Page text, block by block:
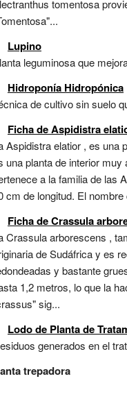
tomentosa
Lupino
leguminosa que
Hidroponía Hidropónica
de cultivo sin suelo
Ficha de Aspidistra
Aspidistra elatior , es una
una planta de interior
a la familia de las
cm de longitud. El
Ficha de Crassula
Crassula arborescens ,
de Sudáfrica y es
y bastante
1,2 metros, lo que la
sig...
Lodo de Planta de
generados en el
trepadora